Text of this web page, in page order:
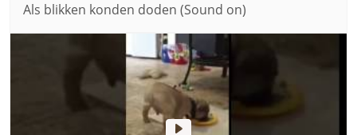
Als blikken konden doden (Sound on)